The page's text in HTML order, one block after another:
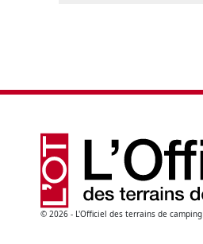
© 2026 - L'Officiel des terrains de camping